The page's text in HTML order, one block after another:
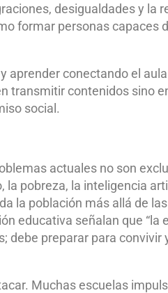
desigualdades y la
formar personas capaces
aprender conectando el
transmitir contenidos sino
social.
actuales no son
la pobreza, la inteligencia
la población más allá de
educativa señalan que “la
debe preparar para convivir
Muchas escuelas